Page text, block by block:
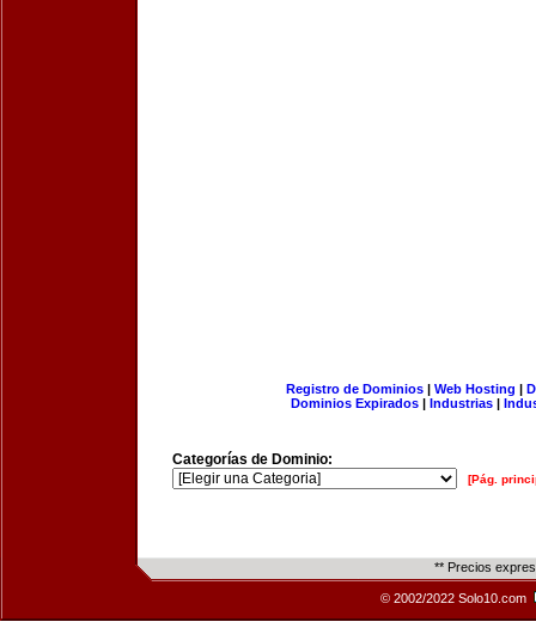
Registro de Dominios| Web Hosting |
Dominios Expirados | Industrias |
Categorías de Dominio:
[Pág.
** Precios
© 2002/2022 Solo10.com